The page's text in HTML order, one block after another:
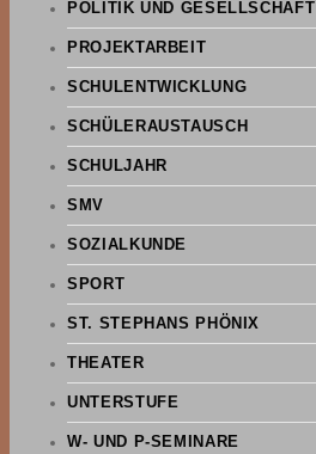
POLITIK UND GESELLSCHAFT
PROJEKTARBEIT
SCHULENTWICKLUNG
SCHÜLERAUSTAUSCH
SCHULJAHR
SMV
SOZIALKUNDE
SPORT
ST. STEPHANS PHÖNIX
THEATER
UNTERSTUFE
W- UND P-SEMINARE